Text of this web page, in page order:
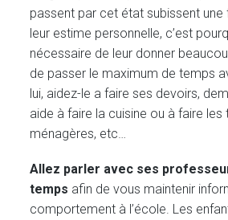
passent par cet état subissent
leur estime personnelle, c’est
nécessaire de leur donner
de passer le maximum de temps
lui, aidez-le a faire ses devoirs,
aide à faire la cuisine ou à faire les
ménagères, etc…
Allez parler avec ses
temps afin de vous maintenir
comportement à l’école. Les